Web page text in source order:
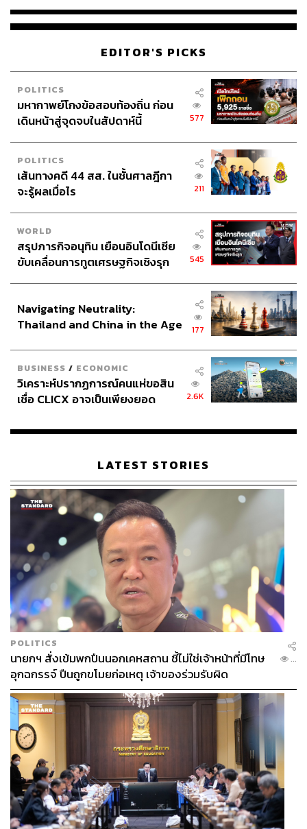
EDITOR'S PICKS
POLITICS
มหากาพย์โกงข้อสอบท้องถิ่น ก่อน
เดินหน้าสู่จุดจบในสัปดาห์นี้
577
POLITICS
เส้นทางคดี 44 สส. ในชั้นศาลฎีกา
จะรู้ผลเมื่อไร
211
WORLD
สรุปภารกิจอนุทิน เยือนอินโดนีเซีย
ขับเคลื่อนการทูตเศรษฐกิจเชิงรุก
545
Navigating Neutrality:
Thailand and China in the Age
177
BUSINESS / ECONOMIC
วิเคราะห์ปรากฏการณ์คนแห่ขอสิน
เชื่อ CLICX อาจเป็นเพียงยอด
เรือนไทยที่ถูกซุกไว้
2.6K
LATEST STORIES
POLITICS
นายกฯ สั่งเข้มพกปืนนอกเคหสถาน ชี้ไม่ใช่เจ้าหน้าที่มีโทษ
อุกฉกรรจ์ ปืนถูกขโมยก่อเหตุ เจ้าของร่วมรับผิด
...